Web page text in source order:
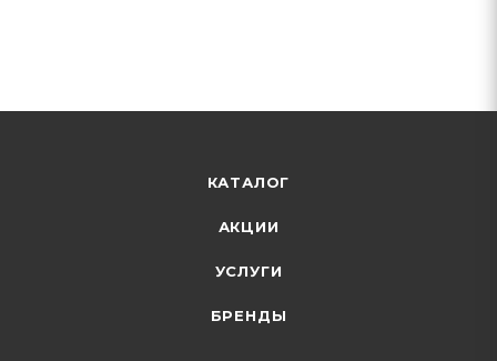
КАТАЛОГ
АКЦИИ
УСЛУГИ
БРЕНДЫ